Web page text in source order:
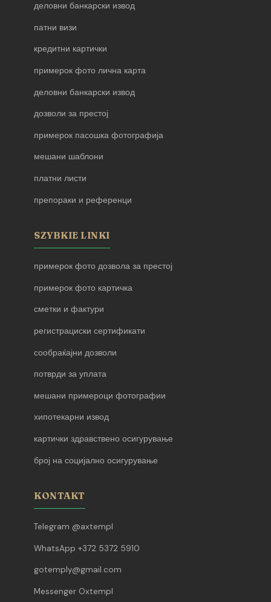
деловни банкарски извод
патни визи
кредитни картички
примерок фото лична карта
деловни банкарски извод
дозволи за престој
примерок пасошка фотографија
мешани шаблони
платни листи
препораки и референци
SZYBKIE LINKI
примерок фото дозвола за престој
примерок фото картичка
сметки и фактури
регистрациски сертификати
сообраќајни дозволи
потврди за уплата
мешани примероци фотографии
хипотекарни извод
картички здравствено осигурување
број на социјално осигурување
KONTAKT
Telegram @axtempl
WhatsApp +372 5372 5910
gotemply@gmail.com
Messenger Oxtempl